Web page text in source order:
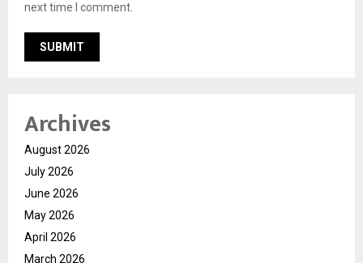
next time I comment.
Archives
August 2026
July 2026
June 2026
May 2026
April 2026
March 2026